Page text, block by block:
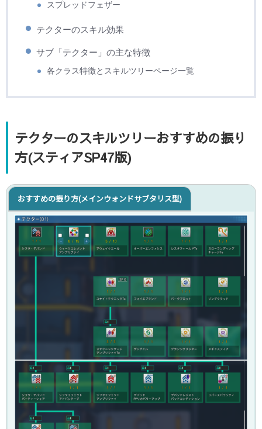
スプレッドフェザー
テクターのスキル効果
サブ「テクター」の主な特徴
各クラス特徴とスキルツリーページ一覧
テクターのスキルツリーおすすめの振り
方(スティアSP47版)
おすすめの振り方(メインウォンドサブタリス型)